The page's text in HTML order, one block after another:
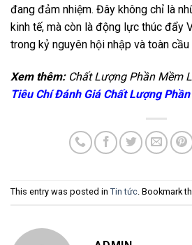
đang đảm nhiệm. Đây không chỉ là
kinh tế, mà còn là động lực thúc đẩy
trong kỷ nguyên hội nhập và toàn cầu
Xem thêm: Chất Lượng Phần Mềm
Tiêu Chí Đánh Giá Chất Lượng
This entry was posted in Tin tức. Bookmark